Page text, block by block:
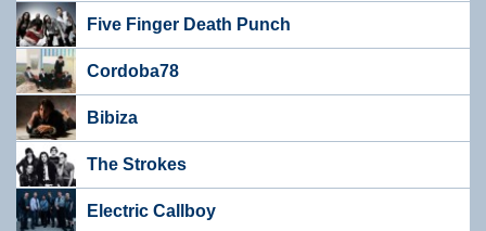
Five Finger Death Punch
Cordoba78
Bibiza
The Strokes
Electric Callboy